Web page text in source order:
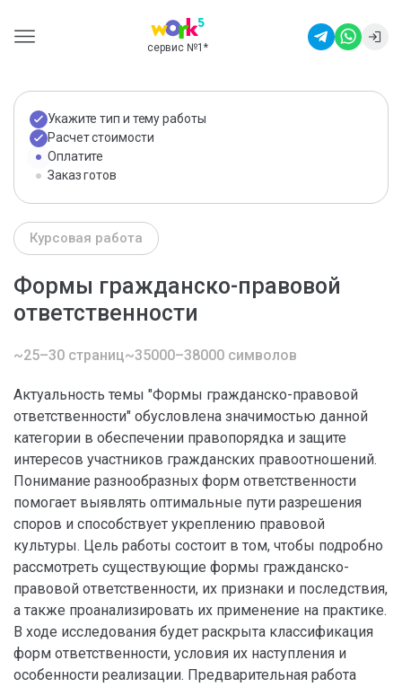
сервис №1 *
Укажите тип и тему работы
Расчет стоимости
Оплатите
Заказ готов
Курсовая работа
Формы гражданско-правовой
ответственности
~25–30 страниц~35000–38000 символов
Актуальность темы "Формы гражданско-правовой
ответственности" обусловлена значимостью данной
категории в обеспечении правопорядка и защите
интересов участников гражданских правоотношений.
Понимание разнообразных форм ответственности
помогает выявлять оптимальные пути разрешения
споров и способствует укреплению правовой
культуры. Цель работы состоит в том, чтобы подробно
рассмотреть существующие формы гражданско-
правовой ответственности, их признаки и последствия,
а также проанализировать их применение на практике.
В ходе исследования будет раскрыта классификация
форм ответственности, условия их наступления и
особенности реализации. Предварительная работа